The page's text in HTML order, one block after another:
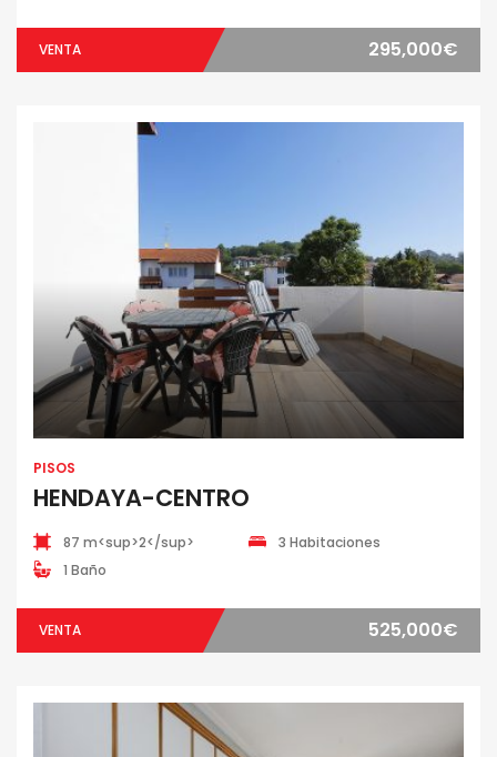
VENTA 295,000€
PISOS
HENDAYA-CENTRO
87 m<sup>2</sup>
3 Habitaciones
1 Baño
VENTA 525,000€